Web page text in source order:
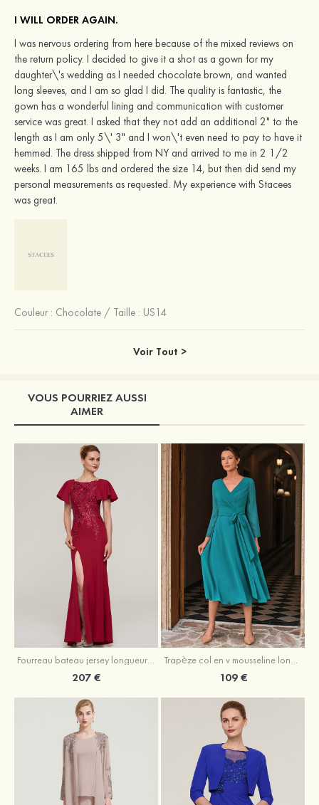
I WILL ORDER AGAIN.
I was nervous ordering from here because of the mixed reviews on
the return policy. I decided to give it a shot as a gown for my
daughter\'s wedding as I needed chocolate brown, and wanted
long sleeves, and I am so glad I did. The quality is fantastic, the
gown has a wonderful lining and communication with customer
service was great. I asked that they not add an additional 2" to the
length as I am only 5\' 3" and I won\'t even need to pay to have it
hemmed. The dress shipped from NY and arrived to me in 2 1/2
weeks. I am 165 lbs and ordered the size 14, but then did send my
personal measurements as requested. My experience with Stacees
was great.
Couleur : Chocolate / Taille : US14
Voir Tout >
VOUS POURRIEZ AUSSI
AIMER
207 € 109 €